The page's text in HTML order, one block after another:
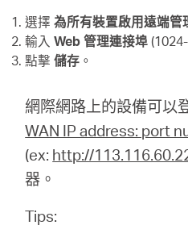
動
選擇為所有裝置啟用遠端管
輸入Web 管理連接埠
點擊儲存 。
網際網路上的設備可以
WAN IP address: port
(ex: http://
器。
Tips: